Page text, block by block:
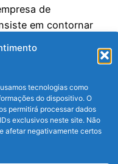
tecnologias como
do dispositivo. O
permitirá processar dados
exclusivos neste site. Não
afetar negativamente certos
de
em contornar
Um novo